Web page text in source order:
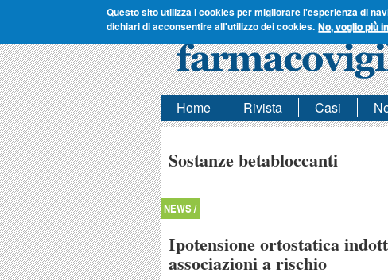
Questo sito utilizza i cookies per migliorare l'esperienza di
dichiari di acconsentire all'utilizzo dei cookies. No, voglio più
Home
Rivista Casi
Sostanze betabloccanti
NEWS /
Ipotensione ortostatica
associazioni a rischio